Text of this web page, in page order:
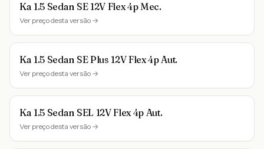
Ka 1.5 Sedan SE 12V Flex 4p Mec.
Ver preço desta versão →
Ka 1.5 Sedan SE Plus 12V Flex 4p Aut.
Ver preço desta versão →
Ka 1.5 Sedan SEL 12V Flex 4p Aut.
Ver preço desta versão →